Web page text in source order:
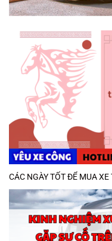
CÁC NGÀY TỐT ĐỂ MUA